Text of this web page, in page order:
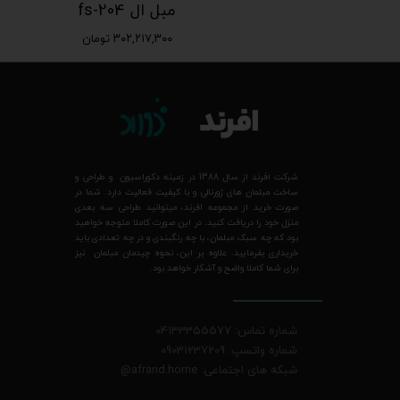
مبل ال fs-204
۳۰۲,۲۱۷,۳۰۰ تومان
شرکت افرند از سال 1388 در زمینه دکوراسیون و طراحی و
ساخت مبلمان های ژورنالی و با کیفیت فعالیت دارد. شما در
صورت خرید از مجموعه افرند، میتوانید طراحی سه بعدی
منزل خود را دریافت کنید. در این صورت کاملا متوجه خواهید
بود که چه سبک مبلمان، با چه رنگبندی و در چه تعدادی باید
خریداری بفرمایید. علاوه بر این، نحوه چیدمان مبلمان نیز
برای شما کاملا واضح و آشکار خواهد بود.
شماره تماس: 04133355577
شماره واتسپ: 09031237209
شبکه های اجتماعی: afrand.home
@